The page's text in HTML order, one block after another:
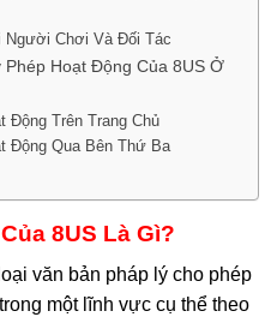
Người Chơi Và Đối Tác
Hoạt Động Của 8US Ở
Động Trên Trang Chủ
Động Qua Bên Thứ Ba
8US Là Gì?
văn bản pháp lý cho phép
một lĩnh vực cụ thể theo